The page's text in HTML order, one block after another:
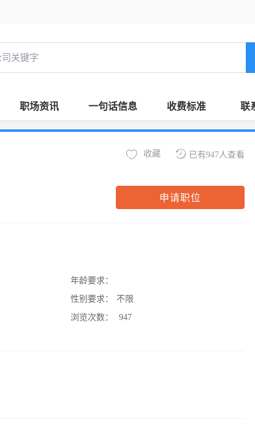
职场资讯 一句话信息 收费标准 联
已有947人查看
收藏
申请职位
年龄要求：
性别要求：
不限
浏览次数：
947